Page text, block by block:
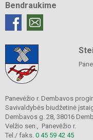
Bendraukime
Panevėžio r. Dembavos
Savivaldybės biudžetinė
Dembavos g. 28, 38016
Velžio sen., Panevėžio r.
Tel./ faks. 0 45 59 42 45